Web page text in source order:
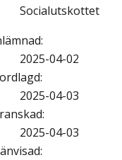
Socialutskottet
:
2025-04-02
:
2025-04-03
:
2025-04-03
: